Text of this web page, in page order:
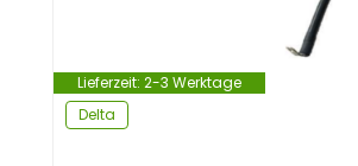
Lieferzeit: 2-3 Werktage
Delta